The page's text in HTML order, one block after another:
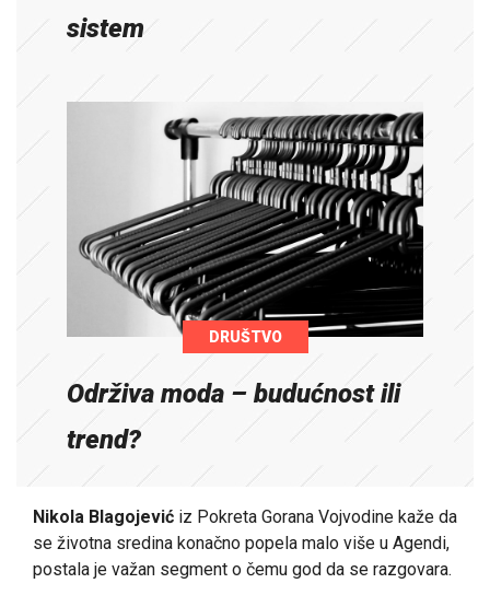
sistem
DRUŠTVO
Održiva moda – budućnost ili
trend?
Nikola Blagojević iz Pokreta Gorana Vojvodine kaže da
se životna sredina konačno popela malo više u Agendi,
postala je važan segment o čemu god da se razgovara.